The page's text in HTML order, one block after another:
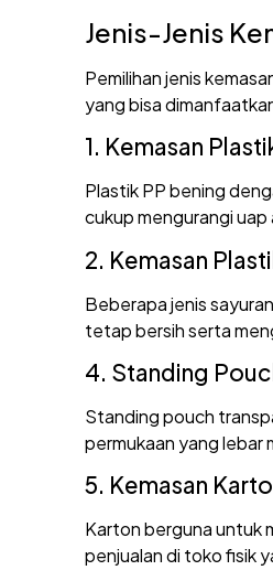
Jenis-Jenis
Pemilihan jenis
yang bisa
1. Kemasan
Plastik PP bening
cukup mengurangi
2. Kemasan
Beberapa jenis
tetap bersih serta
4. Standing
Standing pouch
permukaan yang lebar
5. Kemasan
Karton berguna untuk
penjualan di toko fisik